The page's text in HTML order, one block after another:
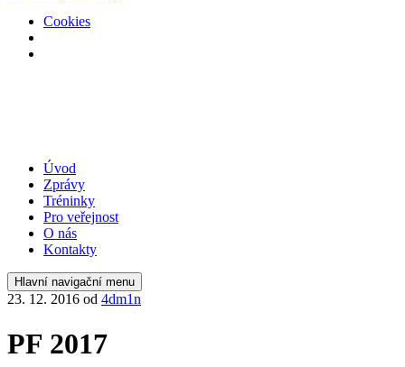
Cookies
Úvod
Zprávy
Tréninky
Pro veřejnost
O nás
Kontakty
Hlavní navigační menu
23. 12. 2016 od 4dm1n
PF 2017